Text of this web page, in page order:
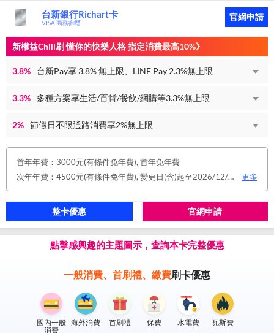
台新銀行Richart卡
VISA 商務御璽
官網申請
新權益Chill刷 懂你的快樂人格 指定消費最高10%》
3.8% 台新Pay享 3.8% 無上限、LINE Pay 2.3%無上限
3.3% 多種方案享生活/百貨/餐飲/網購等3.3%無上限
2% 節假日不限通路消費享2%無上限
首年年費：3000元(有條件免年費), 首年免年費
次年年費：4500元(有條件免年費), 變更日(含)起至2026/12/31止，符合原卡別之免年費消費條件 或 使用台新信用卡數位帳單(包含電子/行動帳單)且生效，即享免年費優惠。
更多
整卡優惠 官網申請
點擊感興趣的主題圖示，查詢本卡完整優惠
一般消費、首刷禮、繳費刷卡優惠
國內一般
消費
海外消費 首刷禮 保費 水電費 瓦斯費